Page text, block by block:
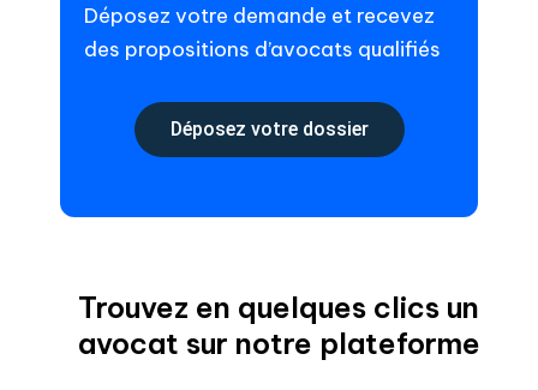
Déposez votre demande et recevez
des propositions d’avocats qualifiés
Déposez votre dossier
Trouvez en quelques clics un
avocat sur notre plateforme